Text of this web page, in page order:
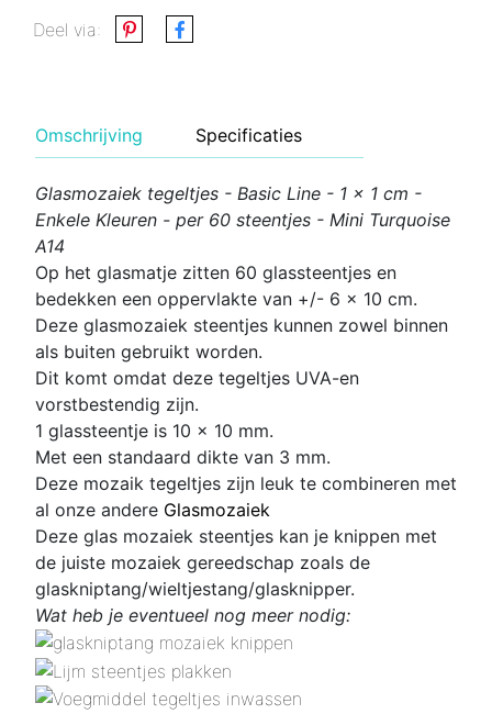
Deel via:
Omschrijving Specificaties
Glasmozaiek tegeltjes - Basic Line - 1 x 1 cm -
Enkele Kleuren - per 60 steentjes - Mini Turquoise
A14
Op het glasmatje zitten 60 glassteentjes en
bedekken een oppervlakte van +/- 6 x 10 cm.
Deze glasmozaiek steentjes kunnen zowel binnen
als buiten gebruikt worden.
Dit komt omdat deze tegeltjes UVA-en
vorstbestendig zijn.
1 glassteentje is 10 x 10 mm.
Met een standaard dikte van 3 mm.
Deze mozaik tegeltjes zijn leuk te combineren met
al onze andere Glasmozaiek
Deze glas mozaiek steentjes kan je knippen met
de juiste mozaiek gereedschap zoals de
glaskniptang/wieltjestang/glasknipper.
Wat heb je eventueel nog meer nodig: